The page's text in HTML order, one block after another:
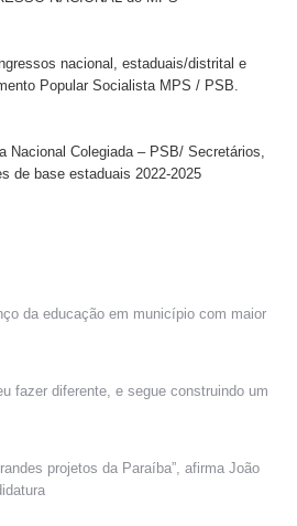
nacional, estaduais/distrital e
Popular Socialista MPS / PSB.
Nacional Colegiada – PSB/ Secretários,
de base estaduais 2022-2025
da educação em município com maior
fazer diferente, e segue construindo um
projetos da Paraíba”, afirma João